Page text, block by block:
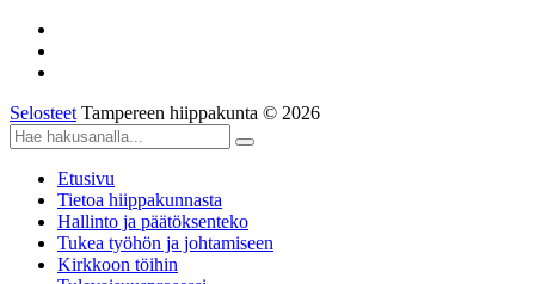
Selosteet Tampereen hiippakunta © 2026
Etusivu
Tietoa hiippakunnasta
Hallinto ja päätöksenteko
Tukea työhön ja johtamiseen
Kirkkoon töihin